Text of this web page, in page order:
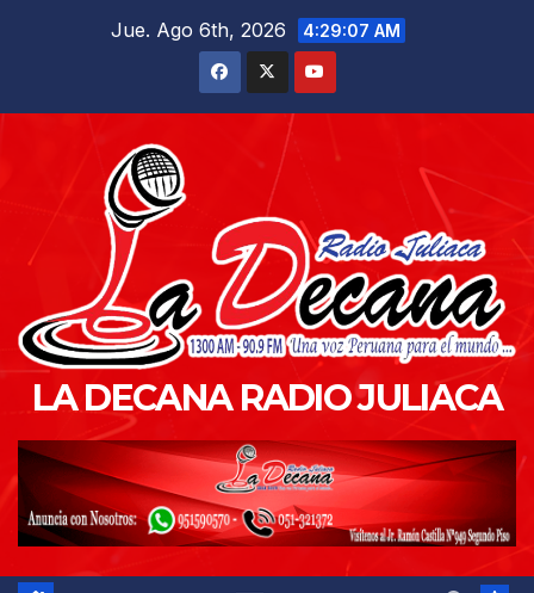
Jue. Ago 6th, 2026 4:29:08 AM
LA DECANA RADIO JULIACA